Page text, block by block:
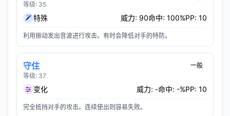
等级: 35
特殊 威力: 90命中: 100%PP: 10
利用振动发出音波进行攻击。有时会降低对手的特防。
守住
等级: 37
一般
变化 威力: -命中: -%PP: 10
完全抵挡对手的攻击。连续使出则容易失败。